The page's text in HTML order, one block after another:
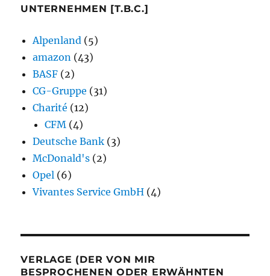
UNTERNEHMEN [T.B.C.]
Alpenland (5)
amazon (43)
BASF (2)
CG-Gruppe (31)
Charité (12)
CFM (4)
Deutsche Bank (3)
McDonald's (2)
Opel (6)
Vivantes Service GmbH (4)
VERLAGE (DER VON MIR
BESPROCHENEN ODER ERWÄHNTEN